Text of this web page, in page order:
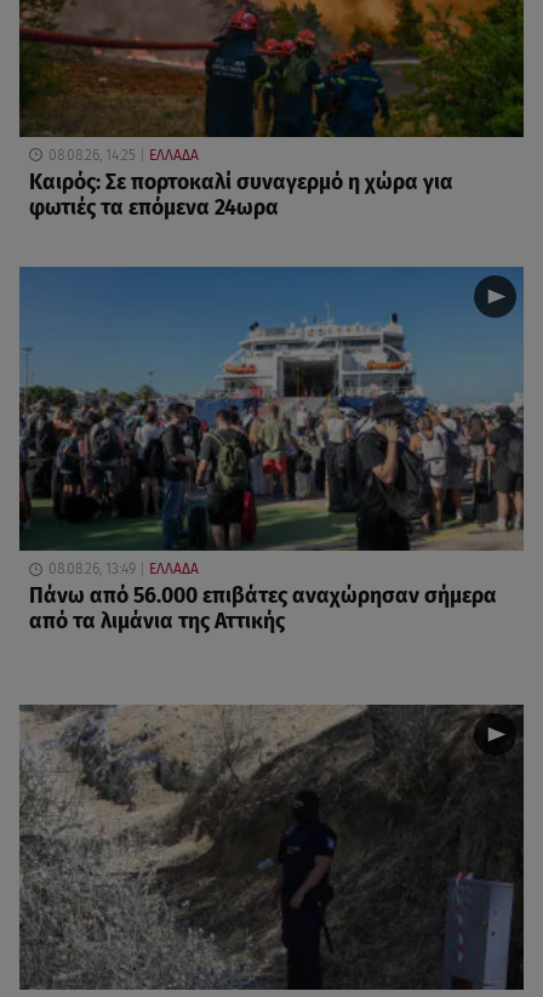
08.08.26, 14:25 ΕΛΛΑΔΑ
Καιρός: Σε πορτοκαλί συναγερμό η χώρα για
φωτιές τα επόμενα 24ωρα
08.08.26, 13:49 ΕΛΛΑΔΑ
Πάνω από 56.000 επιβάτες αναχώρησαν σήμερα
από τα λιμάνια της Αττικής